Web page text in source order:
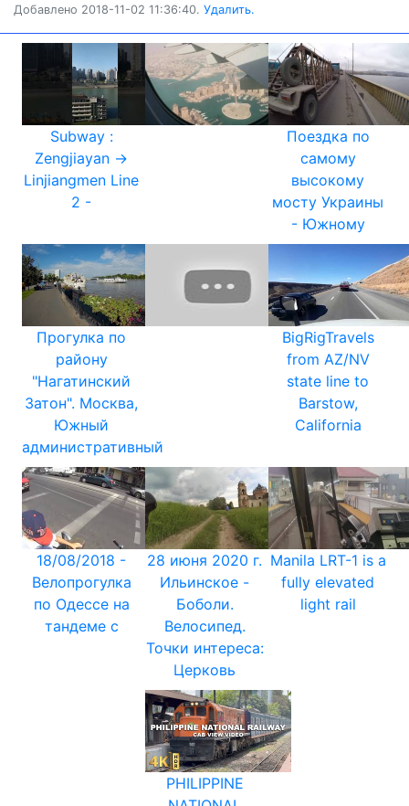
Добавлено 2018-11-02 11:36:40. Удалить.
Subway :
Zengjiayan →
Linjiangmen Line
2 -
Поездка по
самому
высокому
мосту Украины
- Южному
Прогулка по
району
"Нагатинский
Затон". Москва,
Южный
административный
BigRigTravels
from AZ/NV
state line to
Barstow,
California
18/08/2018 -
Велопрогулка
по Одессе на
тандеме с
28 июня 2020 г.
Ильинское -
Боболи.
Велосипед.
Точки интереса:
Церковь
Manila LRT-1 is a
fully elevated
light rail
PHILIPPINE